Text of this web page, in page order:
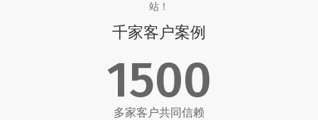
站！
千家客户案例
1500
多家客户共同信赖